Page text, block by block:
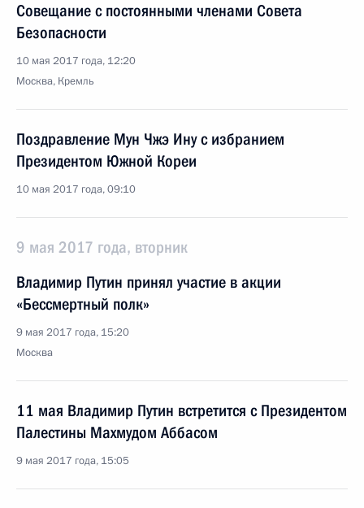
Совещание с постоянными членами Совета
Безопасности
10 мая 2017 года, 12:20
Москва, Кремль
Поздравление Мун Чжэ Ину с избранием
Президентом Южной Кореи
10 мая 2017 года, 09:10
9 мая 2017 года, вторник
Владимир Путин принял участие в акции
«Бессмертный полк»
9 мая 2017 года, 15:20
Москва
11 мая Владимир Путин встретится с Президентом
Палестины Махмудом Аббасом
9 мая 2017 года, 15:05